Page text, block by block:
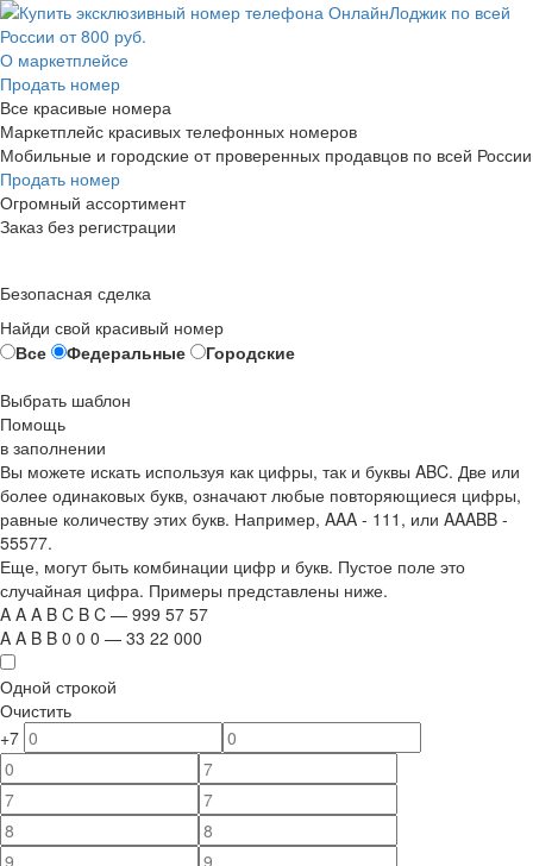
О маркетплейсе
Продать номер
Все красивые номера
Маркетплейс красивых телефонных номеров
Мобильные и городские от проверенных продавцов по всей России
Продать номер
Огромный ассортимент
Заказ без регистрации
Безопасная сделка
Найди свой красивый номер
Все
Федеральные
Городские
Выбрать шаблон
Помощь
в заполнении
Вы можете искать используя как цифры, так и буквы ABC. Две или
более одинаковых букв, означают любые повторяющиеся цифры,
равные количеству этих букв. Например, AAA - 111 , или AAABB -
55577.
Еще, могут быть комбинации цифр и букв. Пустое поле это
случайная цифра. Примеры представлены ниже.
A A A B C B C — 999 57 57
A A B B 0 0 0 — 33 22 000
Одной строкой
Очистить
+7